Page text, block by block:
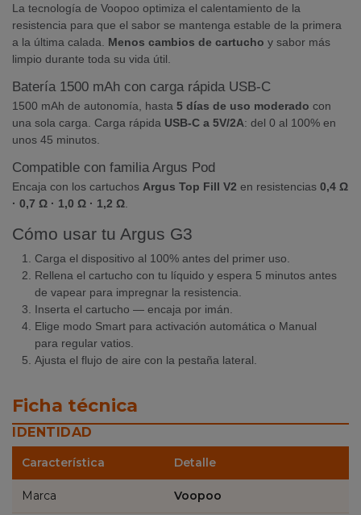
La tecnología de Voopoo optimiza el calentamiento de la
resistencia para que el sabor se mantenga estable de la primera
a la última calada. Menos cambios de cartucho y sabor más
limpio durante toda su vida útil.
Batería 1500 mAh con carga rápida USB-C
1500 mAh de autonomía, hasta 5 días de uso moderado con
una sola carga. Carga rápida USB-C a 5V/2A: del 0 al 100% en
unos 45 minutos.
Compatible con familia Argus Pod
Encaja con los cartuchos Argus Top Fill V2 en resistencias 0,4 Ω
· 0,7 Ω · 1,0 Ω · 1,2 Ω
Cómo usar tu Argus G3
Carga el dispositivo al 100% antes del primer uso.
Rellena el cartucho con tu líquido y espera 5 minutos antes
de vapear para impregnar la resistencia.
Inserta el cartucho — encaja por imán.
Elige modo Smart para activación automática o Manual
para regular vatios.
Ajusta el flujo de aire con la pestaña lateral.
Ficha técnica
IDENTIDAD
Característica Detalle
Marca Voopoo